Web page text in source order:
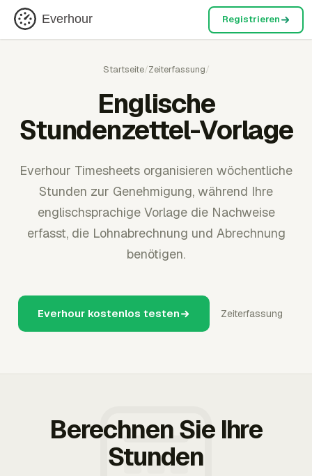
Everhour Registrieren
Startseite/Zeiterfassung/
Englische
Stundenzettel-Vorlage
Everhour Timesheets organisieren wöchentliche
Stunden zur Genehmigung, während Ihre
englischsprachige Vorlage die Nachweise
erfasst, die Lohnabrechnung und Abrechnung
benötigen.
Everhour kostenlos testen Zeiterfassung
Berechnen Sie Ihre
Stunden